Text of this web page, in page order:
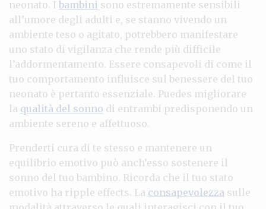
neonato. I bambini sono estremamente sensibili
all’umore degli adulti e, se stanno vivendo un
ambiente teso o agitato, potrebbero manifestare
uno stato di vigilanza che rende più difficile
l’addormentamento. Essere consapevoli di come il
tuo comportamento influisce sul benessere del tuo
neonato è pertanto essenziale. Puedes migliorare
la qualità del sonno di entrambi predisponendo un
ambiente sereno e affettuoso.
Prenderti cura di te stesso e mantenere un
equilibrio emotivo può anch’esso sostenere il
sonno del tuo bambino. Ricorda che il tuo stato
emotivo ha ripple effects. La consapevolezza sulle